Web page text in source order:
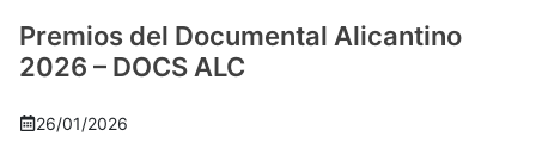
Premios del Documental Alicantino
2026 – DOCS ALC
26/01/2026